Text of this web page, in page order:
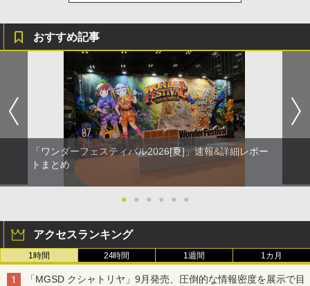
おすすめ記事
「ワンダーフェスティバル2026[夏]」速報&詳細レポー
トまとめ
● ● ● ● ● ●
アクセスランキング
1時間 24時間 1週間 1カ月
「MGSD クシャトリヤ」9月発売、圧倒的な情報密度を展示で目